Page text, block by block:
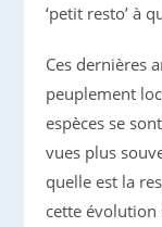
‘petit resto’ à
Ces dernières
peuplement
espèces se
vues plus
quelle est la
cette évolution